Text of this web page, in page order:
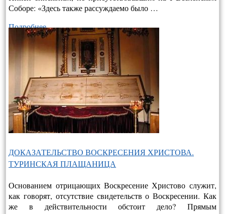
Соборе: «Здесь также рассуждаемо было …
Подробнее…
ДОКАЗАТЕЛЬСТВО ВОСКРЕСЕНИЯ ХРИСТОВА.
ТУРИНСКАЯ ПЛАЩАНИЦА
Основанием отрицающих Воскресение Христово служит,
как говорят, отсутствие свидетельств о Воскресении. Как
же в действительно­сти обстоит дело? Прямым